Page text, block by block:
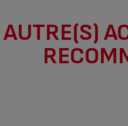
modalités de
Anti-Gaspillage
AUTRE(S)